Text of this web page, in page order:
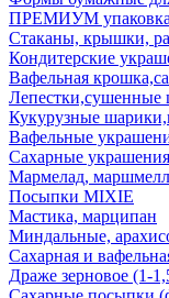
ПРЕМИУМ упаковка
Стаканы, крышки,
Кондитерские
Вафельная
Лепестки,сушенные
Кукурузные
Вафельные
Сахарные
Мармелад,
Посыпки MIXIE
Мастика, марципан
Миндальные,
Сахарная и
Драже зерновое (1-